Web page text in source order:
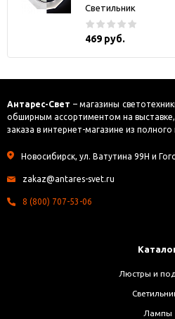
Светильник
469 руб.
Антарес-Свет – магазины
обширным ассортиментом на
заказа в интернет-магазине из полного
Новосибирск, ул. Ватутина 99Н и
zakaz@antares-svet.ru
8 (800) 707-53-06
Люстры и
Лампы